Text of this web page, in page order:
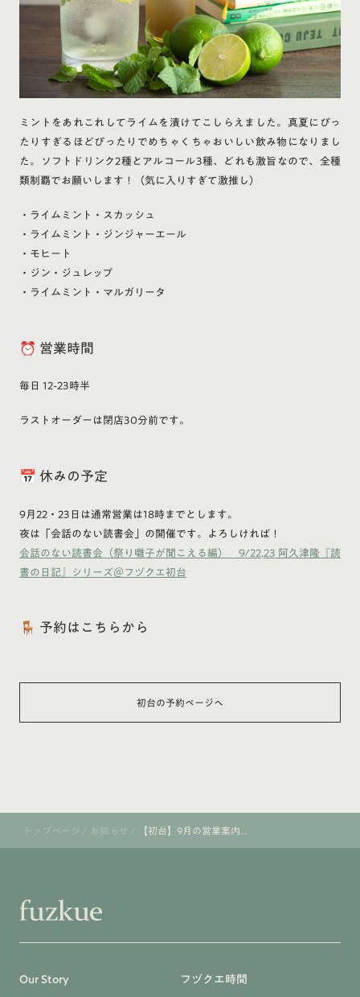
ミントをあれこれしてライムを漬けてこしらえました。真夏にぴっ
たりすぎるほどぴったりでめちゃくちゃおいしい飲み物になりまし
た。ソフトドリンク2種とアルコール3種、どれも激旨なので、全種
類制覇でお願いします！（気に入りすぎて激推し）
・ライムミント・スカッシュ
・ライムミント・ジンジャーエール
・モヒート
・ジン・ジュレップ
・ライムミント・マルガリータ
⏰ 営業時間
毎日 12-23時半
ラストオーダーは閉店30分前です。
📅 休みの予定
9月22・23日は通常営業は18時までとします。
夜は「会話のない読書会」の開催です。よろしければ！
会話のない読書会（祭り囃子が聞こえる編） 9/22,23 阿久津隆『読
書の日記』シリーズ＠フヅクエ初台
🪑 予約はこちらから
初台の予約ページへ
トップページ / お知らせ / 【初台】9月の営業案内...
Our Story フヅクエ時間